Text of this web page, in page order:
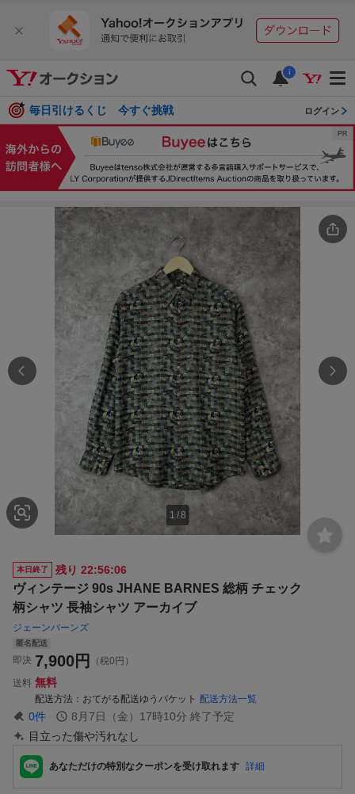
i
毎日引けるくじ 今すぐ挑戦 ログイン
1 /8
本日終了 残り 22:56:06
ヴィンテージ 90s JHANE BARNES 総柄 チェック
柄シャツ 長袖シャツ アーカイブ
ジェーンバーンズ
匿名配送
即決 7,900円
（税0円）
送料 無料
配送方法 おてがる配送ゆうパケット 配送方法一覧
0件 8月7日（金）17時10分 終了予定
目立った傷や汚れなし
あなただけの特別なクーポンを受け取れます 詳細